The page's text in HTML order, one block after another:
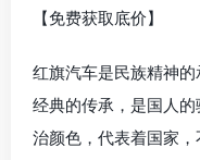
【免费获取底价】
红旗汽车是民族精神
经典的传承，是国人
治颜色，代表着国家